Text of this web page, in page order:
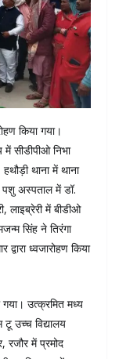
किया गया।
सीडीपीओ निभा
थाना में थाना
पशु अस्पताल में डॉ.
लाइब्रेरी में बीडीओ
सिंह ने तिरंगा
ध्वजारोहण किया
गया। उत्क्रमित मध्य
टू उच्च विद्यालय
रजौर में प्रमोद